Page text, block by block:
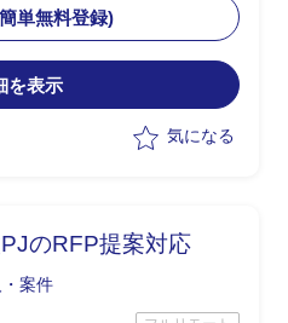
トとして、以下の業務を実
の作業・進捗管理(Backlog
開発・リリース計画の立案
り(0.5工数×2など)
単無料登録)
を表示
気になる
のRFP提案対応
案件